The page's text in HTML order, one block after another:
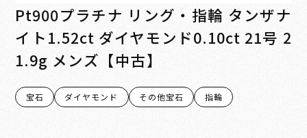
Pt900プラチナ リング・指輪 タンザナ
イト1.52ct ダイヤモンド0.10ct 21号 2
1.9g メンズ【中古】
宝石 ダイヤモンド その他宝石 指輪